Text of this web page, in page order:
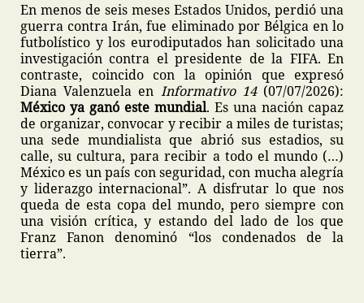
En menos de seis meses Estados Unidos, perdió una
guerra contra Irán, fue eliminado por Bélgica en lo
futbolístico y los eurodiputados han solicitado una
investigación contra el presidente de la FIFA. En
contraste, coincido con la opinión que expresó
Diana Valenzuela en Informativo 14(07/07/2026):
México ya ganó este mundial. Es una nación capaz
de organizar, convocar y recibir a miles de turistas;
una sede mundialista que abrió sus estadios, su
calle, su cultura, para recibir a todo el mundo (…)
México es un país con seguridad, con mucha alegría
y liderazgo internacional”. A disfrutar lo que nos
queda de esta copa del mundo, pero siempre con
una visión crítica, y estando del lado de los que
Franz Fanon denominó “los condenados de la
tierra”.